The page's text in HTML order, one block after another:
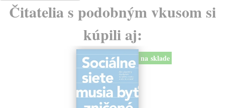
Čitatelia s podobným vkusom si
kúpili aj:
na sklade